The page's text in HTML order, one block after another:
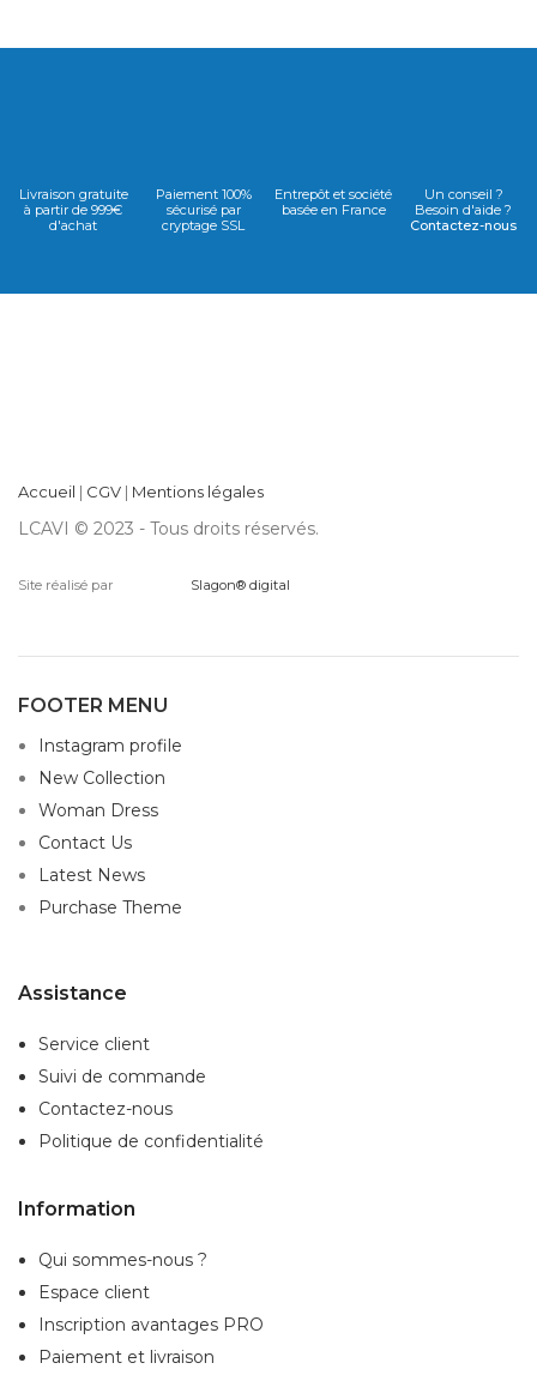
Livraison gratuite
à partir de 999€
d'achat
Paiement 100%
sécurisé par
cryptage SSL
Entrepôt et société
basée en France
Un conseil ?
Besoin d'aide ?
Contactez-nous
Accueil | CGV | Mentions légales
LCAVI © 2023 - Tous droits réservés.
Site réalisé par Slagon® digital
FOOTER MENU
Instagram profile
New Collection
Woman Dress
Contact Us
Latest News
Purchase Theme
Assistance
Service client
Suivi de commande
Contactez-nous
Politique de confidentialité
Information
Qui sommes-nous ?
Espace client
Inscription avantages PRO
Paiement et livraison